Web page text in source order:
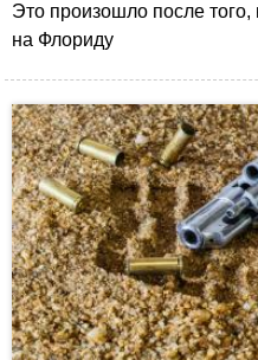
Это произошло после того,
на Флориду